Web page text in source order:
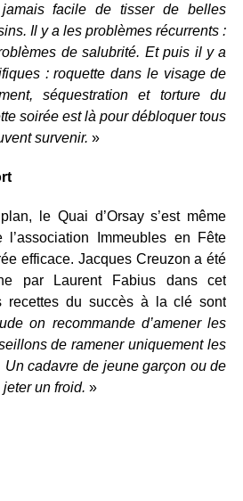
jamais facile de tisser de belles
Il y a les problèmes récurrents :
de salubrité. Et puis il y a
: roquette dans le visage de
séquestration et torture du
soirée est là pour débloquer tous
survenir. »
le Quai d’Orsay s’est même
Immeubles en Fête
efficace. Jacques Creuzon a été
par Laurent Fabius dans cet
recettes du succès à la clé sont
on recommande d’amener les
de ramener uniquement les
Un cadavre de jeune garçon ou de
un froid. »